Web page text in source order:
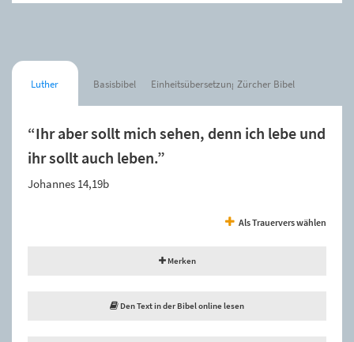
Luther Basisbibel Einheitsübersetzung Zürcher Bibel
“Ihr aber sollt mich sehen, denn ich lebe und
ihr sollt auch leben.”
Johannes 14,19b
Als Trauervers wählen
Merken
Den Text in der Bibel online lesen